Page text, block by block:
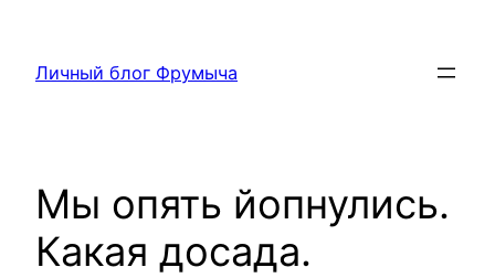
содержимому
Личный блог Фрумыча
Мы опять йопнулись.
Какая досада.